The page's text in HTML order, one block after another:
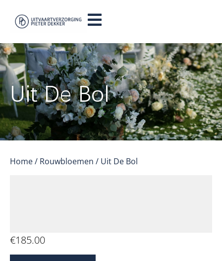
Uit De Bol
Home/ Rouwbloemen / Uit De Bol
€185.00